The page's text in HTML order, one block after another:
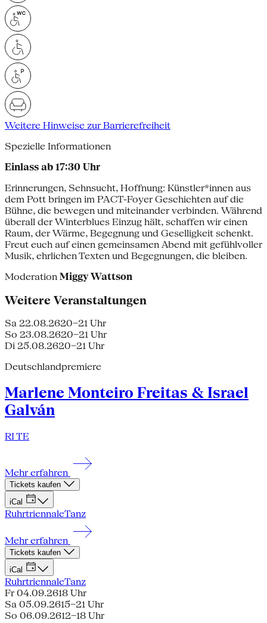
Weitere Hinweise zur Barrierefreiheit
Spezielle Informationen
Einlass ab 17:30 Uhr
Erinnerungen, Sehnsucht, Hoffnung: Künstler*innen aus
dem Pott bringen im PACT-Foyer Geschichten auf die
Bühne, die bewegen und miteinander verbinden. Während
überall der Winterblues Einzug hält, schaffen wir einen
Raum, der Wärme, Begegnung und Geselligkeit schenkt.
Freut euch auf einen gemeinsamen Abend mit gefühlvoller
Musik, ehrlichen Texten und Begegnungen, die bleiben.
Moderation Miggy Wattson
Weitere Veranstaltungen
Sa 22.08.2620–21 Uhr
So 23.08.2620–21 Uhr
Di 25.08.2620–21 Uhr
Deutschlandpremiere
Marlene Monteiro Freitas & Israel
Galván
RI TE
Mehr erfahren
Tickets kaufen
iCal
RuhrtriennaleTanz
Mehr erfahren
Tickets kaufen
iCal
RuhrtriennaleTanz
Fr 04.09.2618 Uhr
Sa 05.09.2615–21 Uhr
So 06.09.2612–18 Uhr